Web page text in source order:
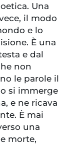
Una
il modo
e lo
È una
e dal
non
le parole il
si immerge
e ne ricava
È mai
una
morte,